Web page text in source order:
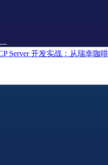
Server 开发实战：从瑞幸咖